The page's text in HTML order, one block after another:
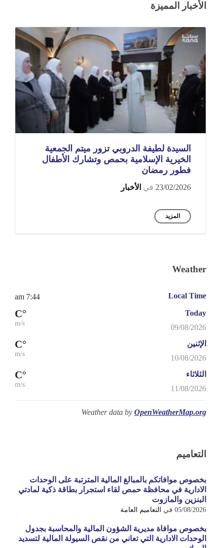
الأخبار المميزة
السيدة لطيفة الدروبي تزور ميتم الجمعية
الخيرية الإسلامية بحمص وتشارك الأطفال
فطور رمضان
23/02/2026 في الأخبار
المزيد
Weather
Local Time
7:44 am
Today
09/08/2026
°C
m/s
الإثنين
10/08/2026
°C
m/s
الثلاثاء
11/08/2026
°C
m/s
Weather data by OpenWeatherMap.org
التعاميم
بخصوص موافاتكم بالمبالغ المالية المترتبة على الوحدات
الادارية في محافظة حمص لقاء استجرار بطاقة ذكية لمادتي
البنزين والمازوت
05/08/2026 في التعاميم العامة
بخصوص موافاة مديرية الشؤون المالية والمحاسبة بجدول
الوحدات الادارية التي تعاني من نقص السيولة المالية لتسديد